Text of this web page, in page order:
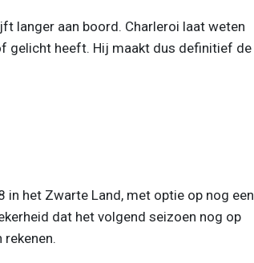
langer aan boord. Charleroi laat weten
gelicht heeft. Hij maakt dus definitief de
het Zwarte Land, met optie op nog een
dat het volgend seizoen nog op